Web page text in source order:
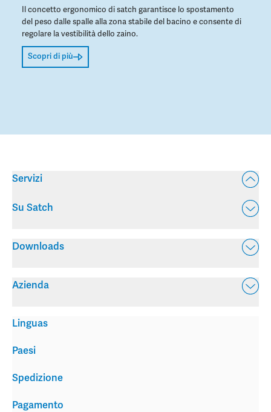
Il concetto ergonomico di satch garantisce lo spostamento
del peso dalle spalle alla zona stabile del bacino e consente di
regolare la vestibilità dello zaino.
Scopri di più
Servizi
Su Satch
Downloads
Azienda
Spedizione
Pagamento
Linguas
Paesi